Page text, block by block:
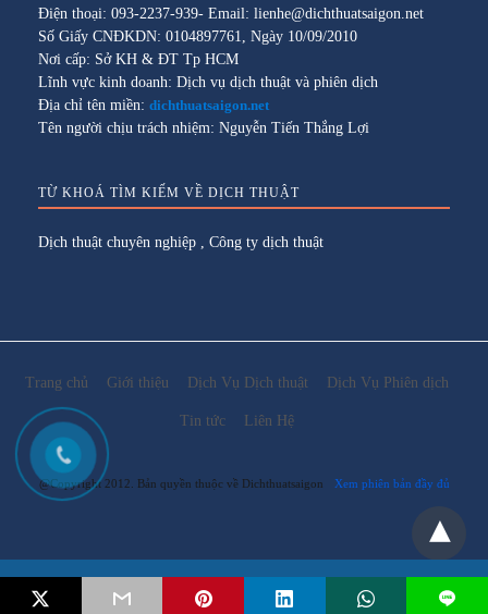
Email: lienhe@dichthuatsaigon.net
Điện thoại: 093-2237-939- Email: lienhe@dichthuatsaigon.net
Số Giấy CNĐKDN: 0104897761, Ngày 10/09/2010
Nơi cấp: Sở KH & ĐT Tp HCM
Lĩnh vực kinh doanh: Dịch vụ dịch thuật và phiên dịch
Địa chỉ tên miền: dichthuatsaigon.net
Tên người chịu trách nhiệm: Nguyễn Tiến Thắng Lợi
TỪ KHOÁ TÌM KIẾM VỀ DỊCH THUẬT
Dịch thuật chuyên nghiệp Công ty dịch thuật
Trang chủ Giới thiệu Dịch Vụ Dịch thuật Dịch Vụ Phiên dịch
Tin tức Liên Hệ
@Copyright 2012. Bản quyền thuộc về Dichthuatsaigon Xem phiên bản đầy đủ
L